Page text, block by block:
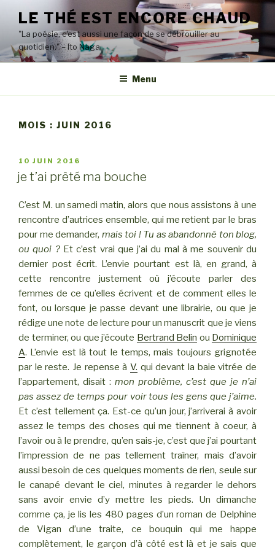
contenu
principal
LE THÉ EST ENCORE CHAUD
"La poésie, c'est aussi une façon de se débrouiller au
quotidien." – Ito Naga
Menu
MOIS : JUIN 2016
PUBLIÉ
LE
10 JUIN 2016
je t’ai prêté ma bouche
C’est M. un samedi matin, alors que nous assistons à une
rencontre d’autrices ensemble, qui me retient par le bras
pour me demander, mais toi ! Tu as abandonné ton blog,
ou quoi ? Et c’est vrai que j’ai du mal à me souvenir du
dernier post écrit. L’envie pourtant est là, en grand, à
cette rencontre justement où j’écoute parler des
femmes de ce qu’elles écrivent et de comment elles le
font, ou lorsque je passe devant une librairie, ou que je
rédige une note de lecture pour un manuscrit que je viens
de terminer, ou que j’écoute Bertrand Belin ou Dominique
A. L’envie est là tout le temps, mais toujours grignotée
par le reste. Je repense à V. qui devant la baie vitrée de
l’appartement, disait : mon problème, c’est que je n’ai
pas assez de temps pour voir tous les gens que j’aime.
Et c’est tellement ça. Est-ce qu’un jour, j’arriverai à avoir
assez le temps des choses qui me tiennent à coeur, à
l’avoir ou à le prendre, qu’en sais-je, c’est que j’ai pourtant
l’impression de ne pas tellement traîner, mais d’avoir
aussi besoin de ces quelques moments de rien, seule sur
le canapé devant le ciel, minutes à regarder le dehors
sans avoir envie d’y mettre les pieds. Un dimanche
comme ça, je lis les 480 pages d’un roman de Delphine
de Vigan d’une traite, ce bouquin qui me happe
complètement, le garçon d’à côté est là et je sais que